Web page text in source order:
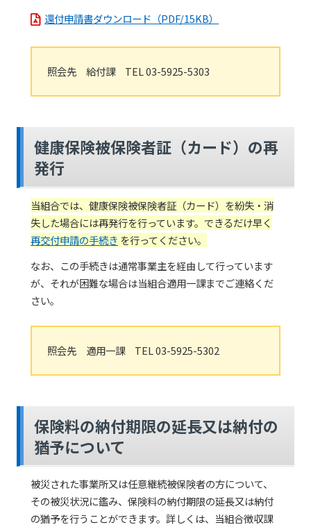
還付申請書ダウンロード（PDF/15KB）
照会先 給付課 TEL 03-5925-5303
健康保険被保険者証（カード）の再
発行
当組合では、健康保険被保険者証（カード）を紛失・消
失した場合には再発行を行っています。できるだけ早く
再交付申請の手続き を行ってください。
なお、この手続きは通常事業主を経由して行っています
が、それが困難な場合は当組合適用一課までご連絡くだ
さい。
照会先 適用一課 TEL 03-5925-5302
保険料の納付期限の延長又は納付の
猶予について
被災された事業所又は任意継続被保険者の方について、
その被災状況に鑑み、保険料の納付期限の延長又は納付
の猶予を行うことができます。詳しくは、当組合徴収課